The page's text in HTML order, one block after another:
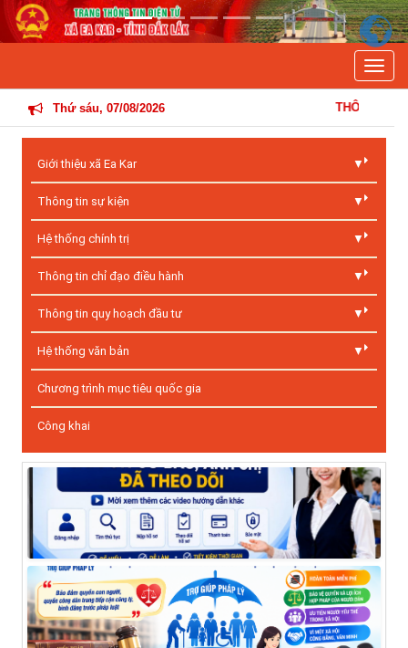
Thứ sáu, 07/08/2026 THÔNG TIN HOẠT ĐỘNG
Giới thiệu xã Ea Kar
Thông tin sự kiện
Hệ thống chính trị
Thông tin chỉ đạo điều hành
Thông tin quy hoạch đầu tư
Hệ thống văn bản
Chương trình mục tiêu quốc gia
Công khai